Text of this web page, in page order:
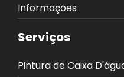
Informações
Serviços
Pintura de Caixa